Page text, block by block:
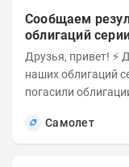
Сообщаем
облигаций
Друзья, привет! ⚡️ Делимся итогами оферты по выпуску
наших облигаций
погасили
Самолет